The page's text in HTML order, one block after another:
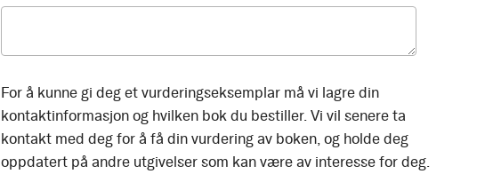
For å kunne gi deg et vurderingseksemplar må vi lagre din
kontaktinformasjon og hvilken bok du bestiller. Vi vil senere ta
kontakt med deg for å få din vurdering av boken, og holde deg
oppdatert på andre utgivelser som kan være av interesse for deg.